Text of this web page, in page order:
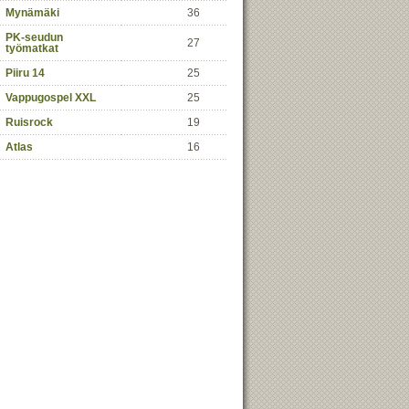
Mynämäki 36
PK-seudun
työmatkat
27
Piiru 14
25
Vappugospel XXL
25
Ruisrock
19
Atlas 16